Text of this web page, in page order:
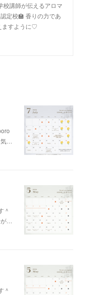
講師が伝えるアロマ
定校🏫 香りの力であ
ますように♡
…
＾
…
＾